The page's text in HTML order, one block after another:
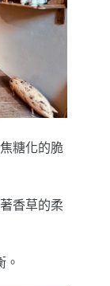
糖化的脆
香草的柔
。